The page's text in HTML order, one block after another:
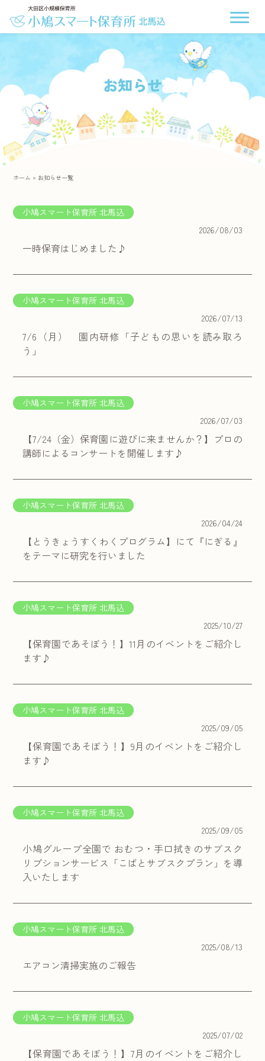
お知らせ
ホーム » お知らせ一覧
小鳩スマート保育所 北馬込
2026/08/03
一時保育はじめました♪
小鳩スマート保育所 北馬込
2026/07/13
7/6（月） 園内研修「子どもの思いを読み取ろ
う」
小鳩スマート保育所 北馬込
2026/07/03
【7/24（金）保育園に遊びに来ませんか？】プロの
講師によるコンサートを開催します♪
小鳩スマート保育所 北馬込
2026/04/24
【とうきょうすくわくプログラム】にて『にぎる』
をテーマに研究を行いました
小鳩スマート保育所 北馬込
2025/10/27
【保育園であそぼう！】11月のイベントをご紹介し
ます♪
小鳩スマート保育所 北馬込
2025/09/05
【保育園であそぼう！】9月のイベントをご紹介し
ます♪
小鳩スマート保育所 北馬込
2025/09/05
小鳩グループ全園で おむつ・手口拭きのサブスク
リプションサービス「こばとサブスクプラン」を導
入いたします
小鳩スマート保育所 北馬込
2025/08/13
エアコン清掃実施のご報告
小鳩スマート保育所 北馬込
2025/07/02
【保育園であそぼう！】7月のイベントをご紹介し